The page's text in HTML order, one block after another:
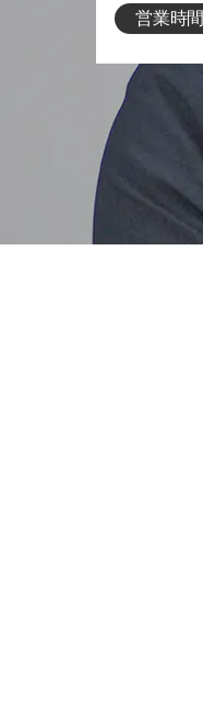
営業時間